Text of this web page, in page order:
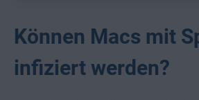
Können Macs mit
infiziert werden?